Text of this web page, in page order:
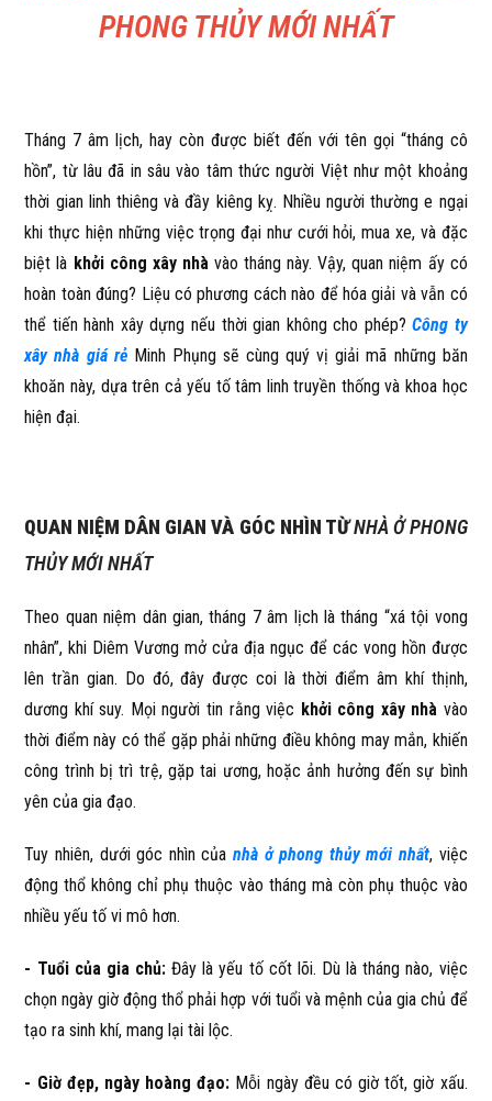
PHONG THỦY MỚI NHẤT
Tháng 7 âm lịch, hay còn được biết đến với tên gọi “tháng cô
hồn”, từ lâu đã in sâu vào tâm thức người Việt như một khoảng
thời gian linh thiêng và đầy kiêng kỵ. Nhiều người thường e ngại
khi thực hiện những việc trọng đại như cưới hỏi, mua xe, và đặc
biệt là khởi công xây nhàvào tháng này. Vậy, quan niệm ấy có
hoàn toàn đúng? Liệu có phương cách nào để hóa giải và vẫn có
thể tiến hành xây dựng nếu thời gian không cho phép?Công ty
xây nhà giá rẻ Minh Phụng sẽ cùng quý vị giải mã những băn
khoăn này, dựa trên cả yếu tố tâm linh truyền thống và khoa học
hiện đại.
QUAN NIỆM DÂN GIAN VÀ GÓC NHÌN TỪNHÀ Ở PHONG
THỦY MỚI NHẤT
Theo quan niệm dân gian, tháng 7 âm lịch là tháng “xá tội vong
nhân”, khi Diêm Vương mở cửa địa ngục để các vong hồn được
lên trần gian. Do đó, đây được coi là thời điểm âm khí thịnh,
dương khí suy. Mọi người tin rằng việc khởi công xây nhà vào
thời điểm này có thể gặp phải những điều không may mắn, khiến
công trình bị trì trệ, gặp tai ương, hoặc ảnh hưởng đến sự bình
yên của gia đạo.
Tuy nhiên, dưới góc nhìn của nhà ở phong thủy mới nhất, việc
động thổ không chỉ phụ thuộc vào tháng mà còn phụ thuộc vào
nhiều yếu tố vi mô hơn.
- Tuổi của gia chủ: Đây là yếu tố cốt lõi. Dù là tháng nào, việc
chọn ngày giờ động thổ phải hợp với tuổi và mệnh của gia chủ để
tạo ra sinh khí, mang lại tài lộc.
- Giờ đẹp, ngày hoàng đạo: Mỗi ngày đều có giờ tốt, giờ xấu.